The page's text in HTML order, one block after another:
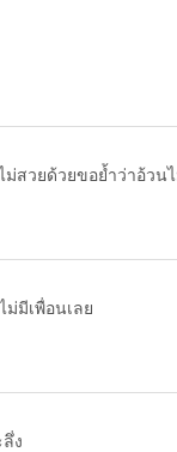
มีเพื่อนเลย
ง